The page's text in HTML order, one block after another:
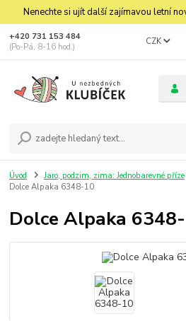
Nenechte si ujít další zajímavou letní
CZK
+420 731 153 484
(Po-Pá, 8-16 hod.)
Úvod Jaro, podzim, zima: Jednobarevné příze
Dolce Alpaka 6348-10
Dolce Alpaka